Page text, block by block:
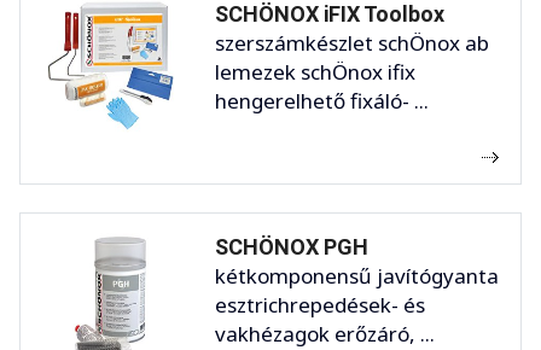
SCHÖNOX iFIX Toolbox
szerszámkészlet schÖnox ab
lemezek schÖnox ifix
hengerelhető fixáló- ...
SCHÖNOX PGH
kétkomponensű javítógyanta
esztrichrepedések- és
vakhézagok erőzáró, ...